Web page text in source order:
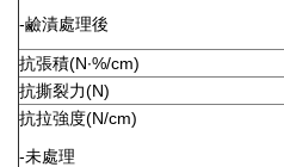
-鹼漬處理後
抗張積(N∙%/cm)
抗撕裂力(N)
抗拉強度(N/cm)
-未處理